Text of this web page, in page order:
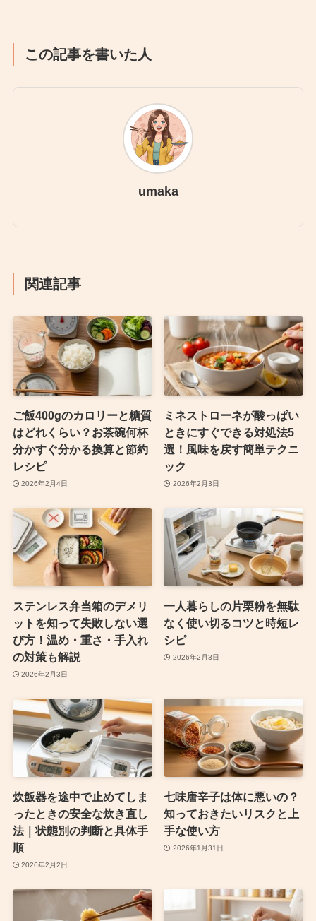
この記事を書いた人
umaka
関連記事
ご飯400gのカロリーと糖質
はどれくらい？お茶碗何杯
分かすぐ分かる換算と節約
レシピ
2026年2月4日
ミネストローネが酸っぱい
ときにすぐできる対処法5
選！風味を戻す簡単テクニ
ック
2026年2月3日
ステンレス弁当箱のデメリ
ットを知って失敗しない選
び方！温め・重さ・手入れ
の対策も解説
2026年2月3日
一人暮らしの片栗粉を無駄
なく使い切るコツと時短レ
シピ
2026年2月3日
炊飯器を途中で止めてしま
ったときの安全な炊き直し
法｜状態別の判断と具体手
順
2026年2月2日
七味唐辛子は体に悪いの？
知っておきたいリスクと上
手な使い方
2026年1月31日